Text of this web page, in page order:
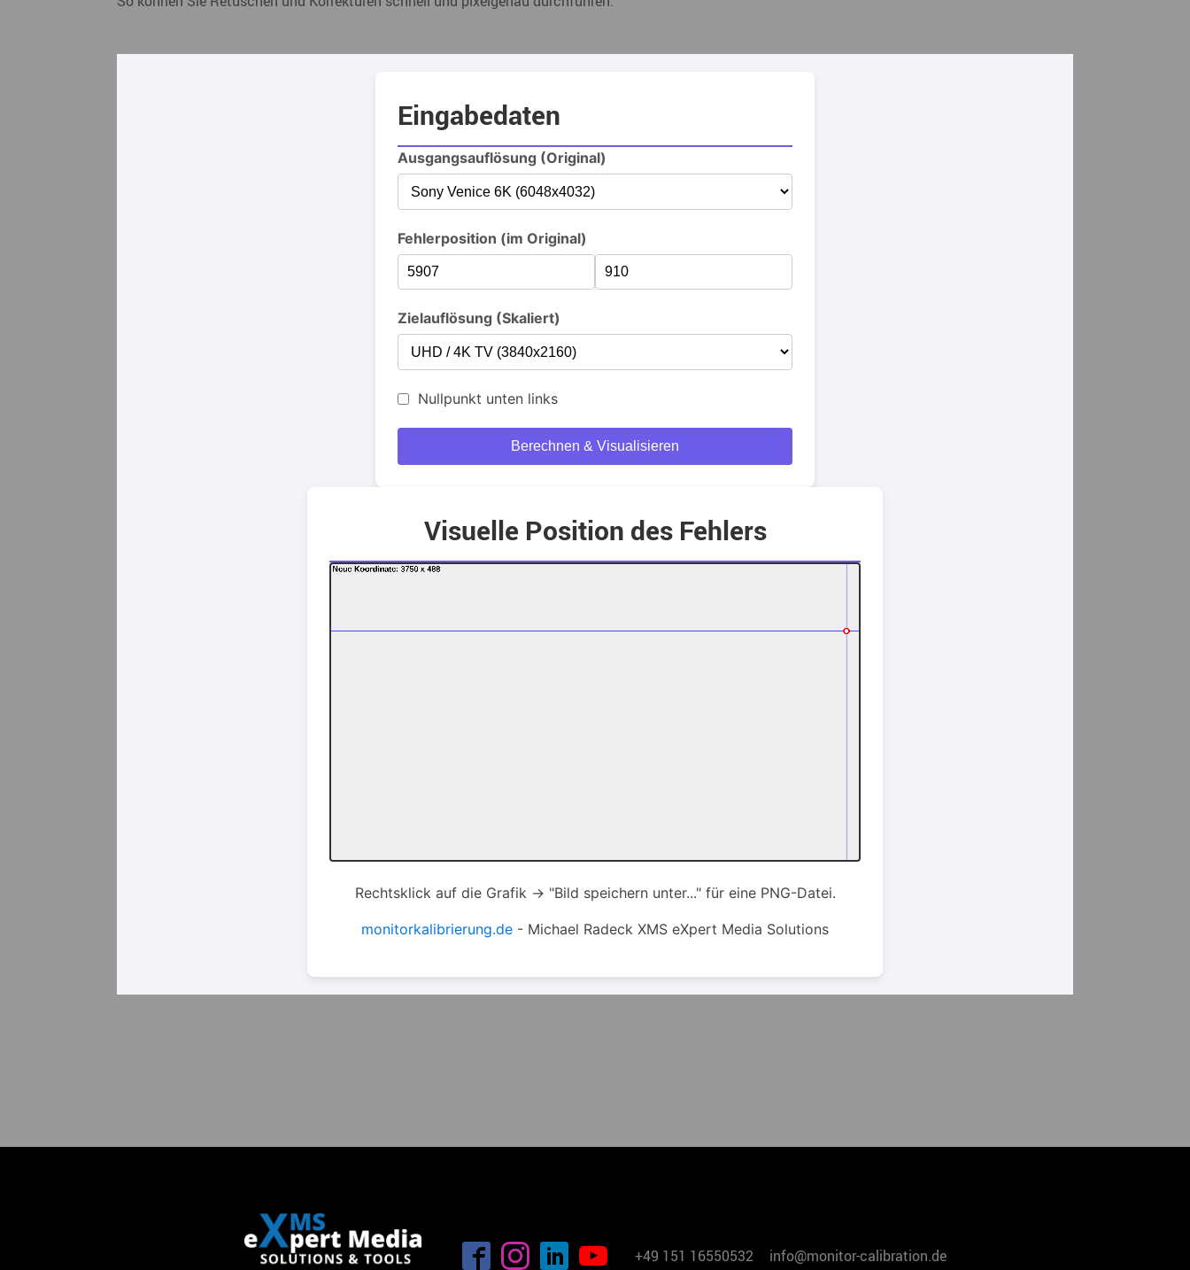
Eingabedaten
Ausgangsauflösung (Original)
Fehlerposition (im Original)
Zielauflösung (Skaliert)
Nullpunkt unten links
Berechnen & Visualisieren
Visuelle Position des Fehlers
Rechtsklick auf die Grafik -> "Bild speichern unter..." für eine PNG-Datei.
monitorkalibrierung.de - Michael Radeck XMS eXpert Media Solutions
+49 151 16550532 info@monitor-calibration.de